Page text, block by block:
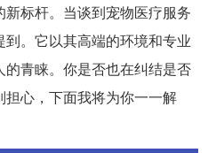
标杆。当谈到宠物医疗服务
。它以其高端的环境和专业
青睐。你是否也在纠结是否
心，下面我将为你一一解